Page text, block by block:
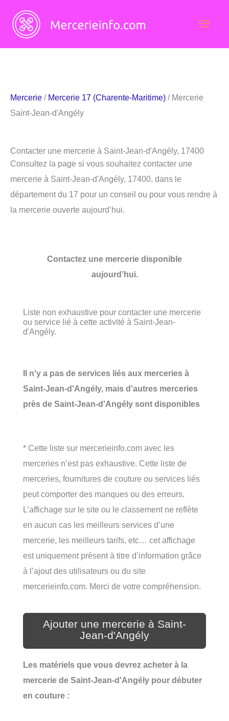
contenu
Mercerie / Mercerie 17 (Charente-Maritime) / Mercerie
Saint-Jean-d'Angély
Contacter une mercerie à Saint-Jean-d'Angély, 17400
Consultez la page si vous souhaitez contacter une
mercerie à Saint-Jean-d'Angély, 17400, dans le
département du 17 pour un conseil ou pour vous rendre à
la mercerie ouverte aujourd’hui.
Contactez une mercerie disponible
aujourd’hui.
Liste non exhaustive pour contacter une mercerie
ou service lié à cette activité à Saint-Jean-
d'Angély.
Il n'y a pas de services liés aux merceries à
Saint-Jean-d'Angély, mais d'autres merceries
près de Saint-Jean-d'Angély sont disponibles
* Cette liste sur mercerieinfo.com avec les
merceries n’est pas exhaustive. Cette liste de
merceries, fournitures de couture ou services liés
peut comporter des manques ou des erreurs.
L’affichage sur le site ou le classement ne reflète
en aucun cas les meilleurs services d’une
mercerie, les meilleurs tarifs, etc… cet affichage
est uniquement présent à titre d’information grâce
à l’ajout des utilisateurs ou du site
mercerieinfo.com. Merci de votre compréhension.
Ajouter une mercerie à Saint-
Jean-d'Angély
Les matériels que vous devrez acheter à la
mercerie de Saint-Jean-d'Angély pour débuter
en couture :